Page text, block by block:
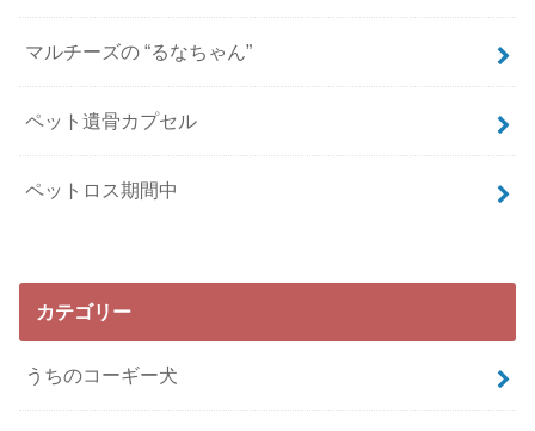
マルチーズの “るなちゃん”
ペット遺骨カプセル
ペットロス期間中
カテゴリー
うちのコーギー犬